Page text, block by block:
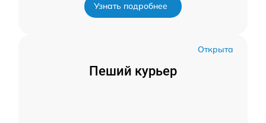
Узнать подробнее
Открыта
Пеший курьер